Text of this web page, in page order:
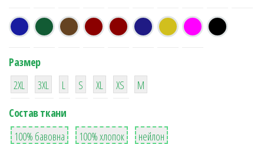
Размер
38
2XL
16
3XL
42
L
42
S
42
XL XS
М
Состав ткани
8
100% бавовна
36
100% хлопок
2
нейлон